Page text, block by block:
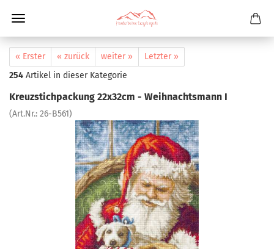
« Erster « zurück weiter »
Letzter »
254 Artikel in dieser Kategorie
Kreuzstichpackung 22x32cm - Weihnachtsmann I
(Art.Nr.: 26-B561)